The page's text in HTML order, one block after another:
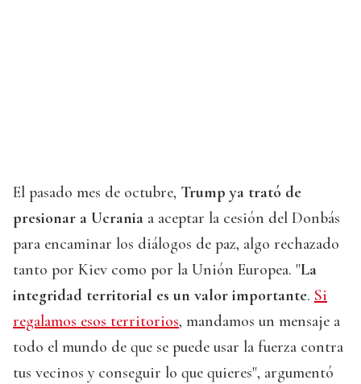
El pasado mes de octubre, Trump ya trató de
presionar a Ucrania a aceptar la cesión del Donbás
para encaminar los diálogos de paz, algo rechazado
tanto por Kiev como por la Unión Europea. "La
integridad territorial es un valor importante. Si
regalamos esos territorios, mandamos un mensaje a
todo el mundo de que se puede usar la fuerza contra
tus vecinos y conseguir lo que quieres", argumentó